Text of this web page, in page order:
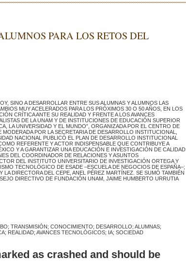
PARA LOS RETOS DEL
SINO A DESARROLLAR ENTRE SUS ALUMNAS Y ALUMNOS LAS
MUY ACELERADOS PARA LOS PRÓXIMOS 30 O 50 AÑOS, EN LOS
CRÍTICA ANTE SU REALIDAD Y FRENTE A LOS AVANCES
DE LA UNAM Y DE INSTITUCIONES DE EDUCACIÓN SUPERIOR
LA UNIVERSIDAD Y EL MUNDO”, ORGANIZADA POR EL CENTRO DE
POR LA SECRETARIA DE DESARROLLO INSTITUCIONAL,
NACIONAL PUBLICÓ EL PLAN DE DESARROLLO INSTITUCIONAL
REFERENTE Y ACTOR INDISPENSABLE QUE CONTRIBUYE A
Y A GARANTIZAR UNA EDUCACIÓN E INVESTIGACIÓN DE CALIDAD
DEL COORDINADOR DE RELACIONES Y ASUNTOS
DEL INSTITUTO UNIVERSITARIO DE INVESTIGACIÓN ORTEGA Y
TECNOLÓGICO DE ESADE –ESCUELA DE NEGOCIOS DE ESPAÑA–;
DIRECTORA DEL CEPE, ANEL PÉREZ MARTÍNEZ. SE SUMÓ TAMBIÉN
DIRECTIVO DE FUNDACIÓN UNAM, JAIME HUMBERTO URRUTIA
TRANSMISIÓN; CONOCIMIENTO; DESARROLLO; ALUMNAS;
REALIDAD; AVANCES TECNOLÓGICOS; IA; SOCIEDAD
as crashed and should be